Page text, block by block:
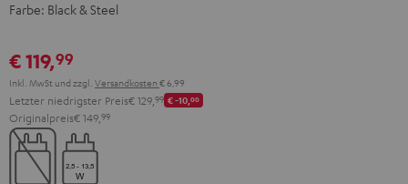
Farbe: Black & Steel
€ 119,99
Inkl. MwSt und zzgl. Versandkosten € 6,99
Letzter niedrigster Preis€ 129, 99 € -10,00
Originalpreis€ 149, 99